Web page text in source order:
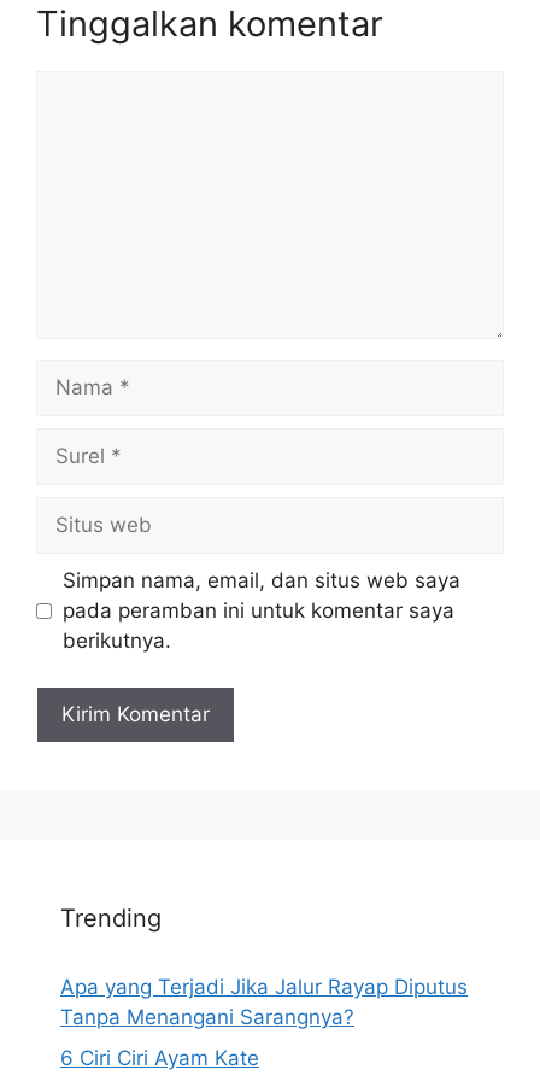
Tinggalkan komentar
web
Simpan nama, email, dan situs web saya
pada peramban ini untuk komentar saya
berikutnya.
Trending
Apa yang Terjadi Jika Jalur Rayap Diputus
Tanpa Menangani Sarangnya?
6 Ciri Ciri Ayam Kate